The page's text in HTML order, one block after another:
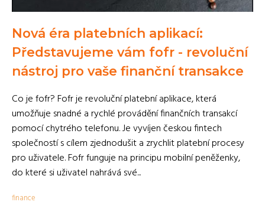
Nová éra platebních aplikací:
Představujeme vám fofr - revoluční
nástroj pro vaše finanční transakce
Co je fofr? Fofr je revoluční platební aplikace, která
umožňuje snadné a rychlé provádění finančních transakcí
pomocí chytrého telefonu. Je vyvíjen českou fintech
společností s cílem zjednodušit a zrychlit platební procesy
pro uživatele. Fofr funguje na principu mobilní peněženky,
do které si uživatel nahrává své...
finance